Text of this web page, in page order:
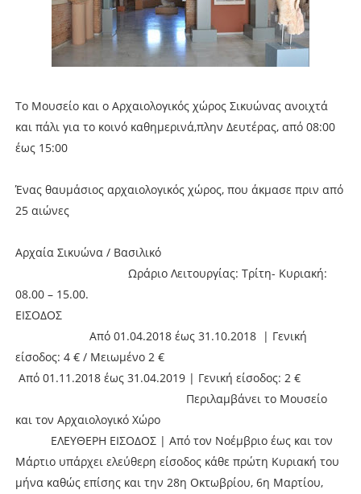
Το Μουσείο και ο Αρχαιολογικός χώρος Σικυώνας ανοιχτά
και πάλι για το κοινό καθημερινά,πλην Δευτέρας, από 08:00
έως 15:00
Ένας θαυμάσιος αρχαιολογικός χώρος, που άκμασε πριν από
25 αιώνες
Αρχαία Σικυώνα / Βασιλικό
Ωράριο Λειτουργίας: Τρίτη- Κυριακή:
08.00 – 15.00.
ΕΙΣΟΔΟΣ
Από 01.04.2018 έως 31.10.2018 | Γενική
είσοδος: 4 € / Μειωμένο 2 €
Από 01.11.2018 έως 31.04.2019 | Γενική είσοδος: 2 €
Περιλαμβάνει το Μουσείο
και τον Αρχαιολογικό Χώρο
ΕΛΕΥΘΕΡΗ ΕΙΣΟΔΟΣ | Από τον Νοέμβριο έως και τον
Μάρτιο υπάρχει ελεύθερη είσοδος κάθε πρώτη Κυριακή του
μήνα καθώς επίσης και την 28η Οκτωβρίου, 6η Μαρτίου,